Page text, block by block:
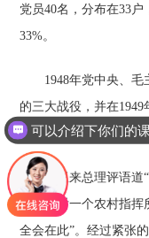
党员40名，分布在33
33%。
1948年党中央、
的三大战役，并在
会。
周恩来总理评语道
国的最后一个农村指挥
全会在此”。经过紧张